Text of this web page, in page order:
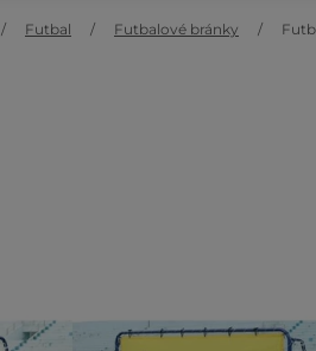
Futbal Futbalové bránky